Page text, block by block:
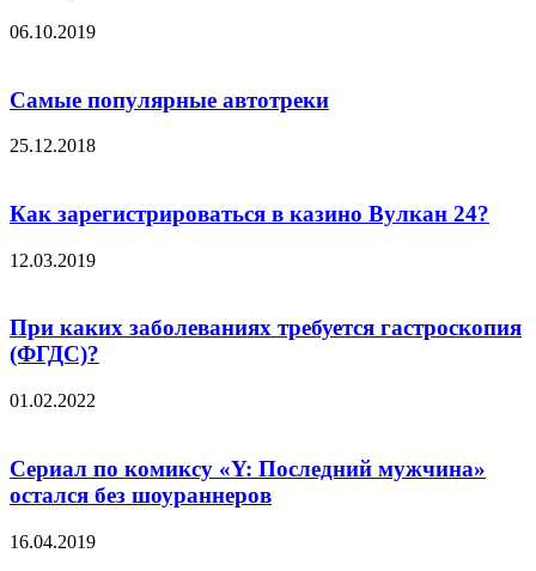
06.10.2019
Самые популярные автотреки
25.12.2018
Как зарегистрироваться в казино Вулкан 24?
12.03.2019
При каких заболеваниях требуется гастроскопия
(ФГДС)?
01.02.2022
Сериал по комиксу «Y: Последний мужчина»
остался без шоураннеров
16.04.2019